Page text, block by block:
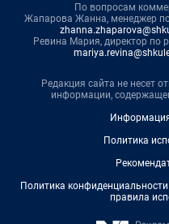
По вопросам
Жапарова Жанна, менеджер
Ревина Мария, директор по
Редакция сайта не несет
информации,
Политика
Политика
правила